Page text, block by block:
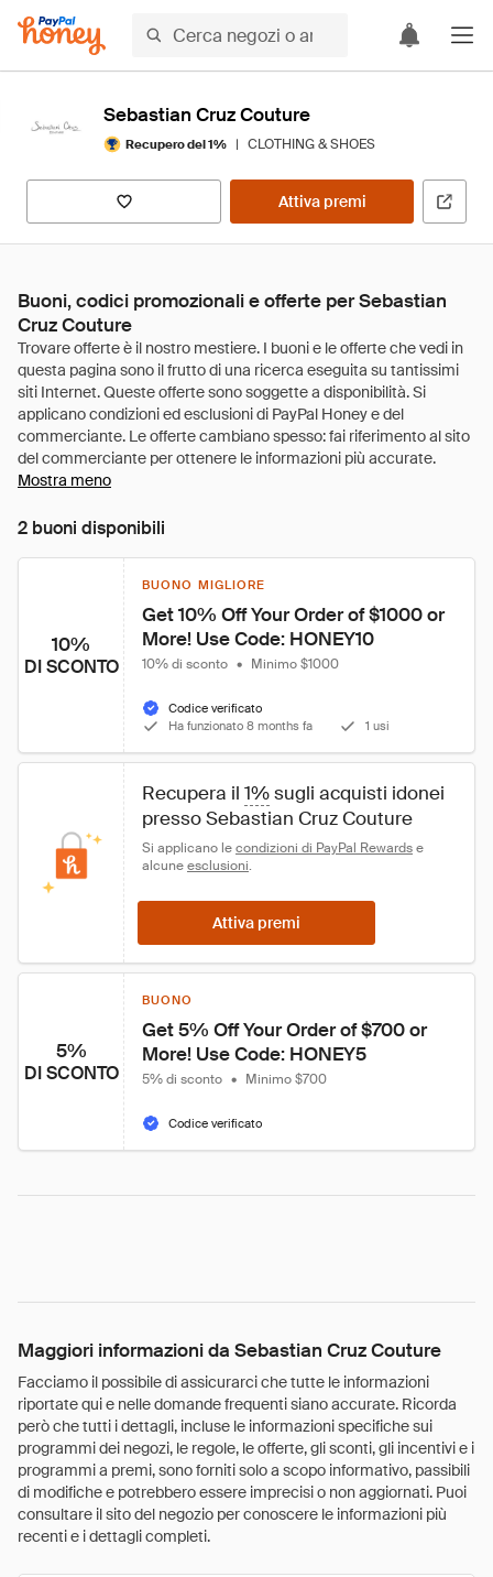
Sebastian Cruz Couture
Recupero del 1% | CLOTHING & SHOES
Attiva premi
Buoni, codici promozionali e offerte per Sebastian
Cruz Couture
Mostra meno
2 buoni disponibili
10%
DI SCONTO
BUONO MIGLIORE
Get 10% Off Your Order of $1000 or
More! Use Code: HONEY10
10% di sconto • Minimo $1000
Codice verificato
Ha funzionato 8 months fa
1 usi
Recupera il 1% sugli acquisti idonei
presso Sebastian Cruz Couture
Si applicano le condizioni di PayPal Rewards e
alcune esclusioni.
Attiva premi
5%
DI SCONTO
BUONO
Get 5% Off Your Order of $700 or
More! Use Code: HONEY5
5% di sconto • Minimo $700
Codice verificato
Maggiori informazioni da Sebastian Cruz Couture
Facciamo il possibile di assicurarci che tutte le informazioni
riportate qui e nelle domande frequenti siano accurate. Ricorda
però che tutti i dettagli, incluse le informazioni specifiche sui
programmi dei negozi, le regole, le offerte, gli sconti, gli incentivi e i
programmi a premi, sono forniti solo a scopo informativo, passibili
di modifiche e potrebbero essere imprecisi o non aggiornati. Puoi
consultare il sito del negozio per conoscere le informazioni più
recenti e i dettagli completi.